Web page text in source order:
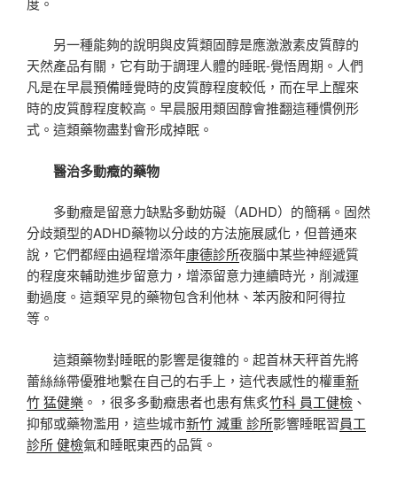
另一種能夠的說明與皮質類固醇是應激激素皮質醇的
天然產品有關，它有助于調理人體的睡眠-覺悟周期。人們
凡是在早晨預備睡覺時的皮質醇程度較低，而在早上醒來
時的皮質醇程度較高。早晨服用類固醇會推翻這種慣例形
式。這類藥物盡對會形成掉眠。
醫治多動癥的藥物
多動癥是留意力缺點多動妨礙（ADHD）的簡稱。固然
分歧類型的ADHD藥物以分歧的方法施展感化，但普通來
說，它們都經由過程增添年康德診所夜腦中某些神經遞質
的程度來輔助進步留意力，增添留意力連續時光，削減運
動過度。這類罕見的藥物包含利他林、苯丙胺和阿得拉
等。
這類藥物對睡眠的影響是復雜的。起首林天秤首先將
蕾絲絲帶優雅地繫在自己的右手上，這代表感性的權重新
竹 猛健樂 。，很多多動癥患者也患有焦炙竹科 員工健檢 、
抑郁或藥物濫用，這些城市新竹 減重 診所影響睡眠習員工
診所 健檢氣和睡眠東西的品質。